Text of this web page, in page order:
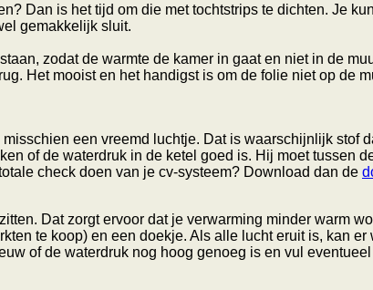
Dan is het tijd om die met tochtstrips te dichten. Je
gemakkelijk sluit.
zodat de warmte de kamer in gaat en niet in de
Het mooist en het handigst is om de folie niet op de
een vreemd luchtje. Dat is waarschijnlijk stof
of de waterdruk in de ketel goed is. Hij moet tussen
check doen van je cv-systeem? Download dan de
Dat zorgt ervoor dat je verwarming minder warm
te koop) en een doekje. Als alle lucht eruit is, kan
of de waterdruk nog hoog genoeg is en vul